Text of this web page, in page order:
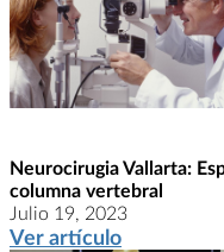
Neurocirugia Vallarta:
columna vertebral
Julio 19, 2023
Ver artículo